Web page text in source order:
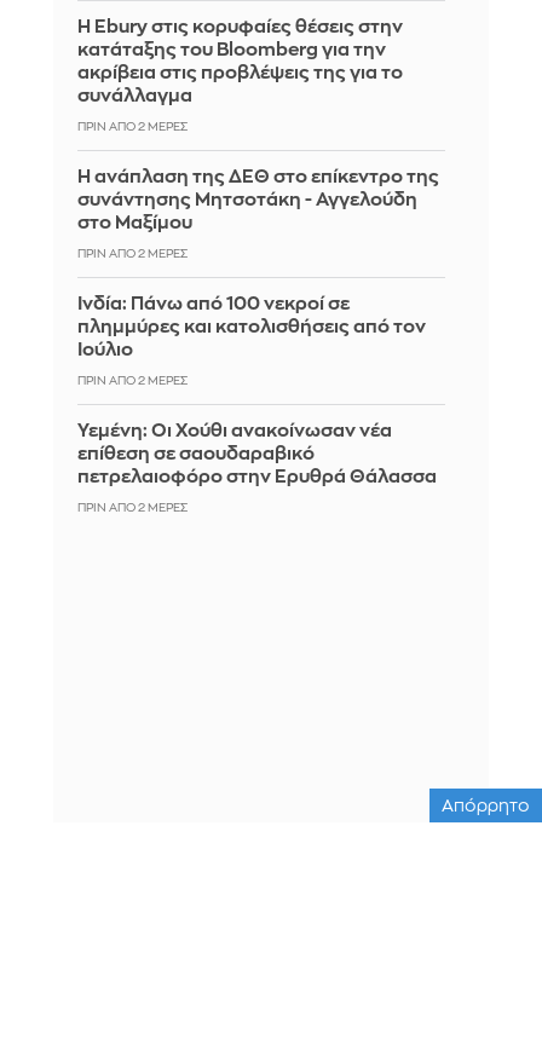
Η Ebury στις κορυφαίες θέσεις στην
κατάταξης του Bloomberg για την
ακρίβεια στις προβλέψεις της για το
συνάλλαγμα
ΠΡΙΝ ΑΠΌ 2 ΜΈΡΕΣ
Η ανάπλαση της ΔΕΘ στο επίκεντρο της
συνάντησης Μητσοτάκη - Αγγελούδη
στο Μαξίμου
ΠΡΙΝ ΑΠΌ 2 ΜΈΡΕΣ
Ινδία: Πάνω από 100 νεκροί σε
πλημμύρες και κατολισθήσεις από τον
Ιούλιο
ΠΡΙΝ ΑΠΌ 2 ΜΈΡΕΣ
Υεμένη: Οι Χούθι ανακοίνωσαν νέα
επίθεση σε σαουδαραβικό
πετρελαιοφόρο στην Ερυθρά Θάλασσα
ΠΡΙΝ ΑΠΌ 2 ΜΈΡΕΣ
Απόρρητο